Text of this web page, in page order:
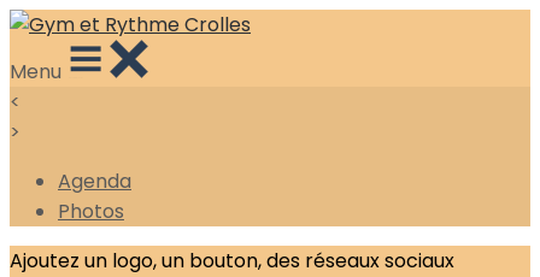
Menu
<
>
Agenda
Photos
Ajoutez un logo, un bouton, des réseaux sociaux